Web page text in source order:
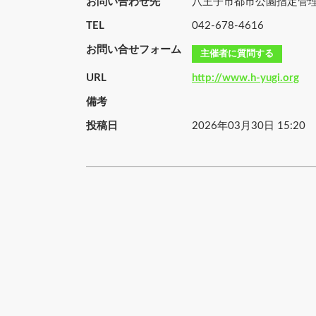
TEL 042-678-4616
お問い合せフォーム 主催者に質問する
URL http://www.h-yugi.org
備考
投稿日 2026年03月30日 15:20